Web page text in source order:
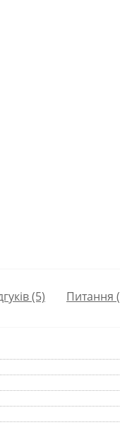
(5) Питання